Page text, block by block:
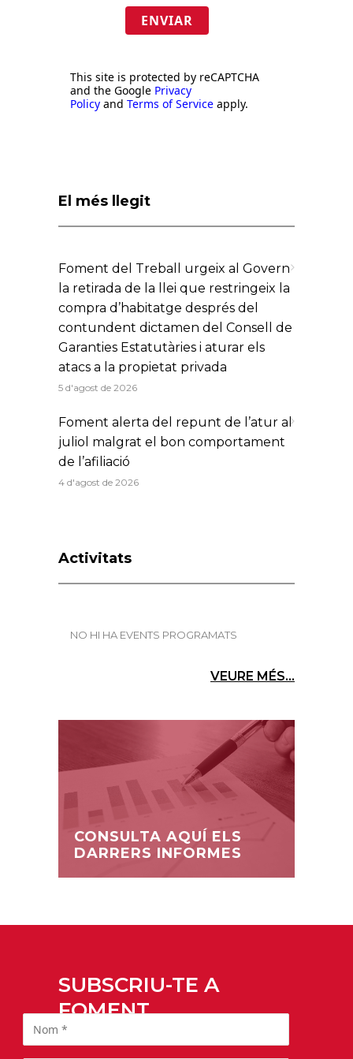
ENVIAR
This site is protected by reCAPTCHA
and the Google Privacy
Policy and Terms of Service apply.
El més llegit
Foment del Treball urgeix al Govern
la retirada de la llei que restringeix la
compra d’habitatge després del
contundent dictamen del Consell de
Garanties Estatutàries i aturar els
atacs a la propietat privada
5 d'agost de 2026
Foment alerta del repunt de l’atur al
juliol malgrat el bon comportament
de l’afiliació
4 d'agost de 2026
Activitats
NO HI HA EVENTS PROGRAMATS
VEURE MÉS...
CONSULTA AQUÍ ELS
DARRERS INFORMES
SUBSCRIU-TE A
FOMENT